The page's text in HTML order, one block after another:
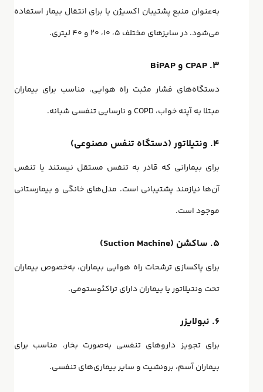
به‌عنوان منبع پشتیبان اکسیژن یا برای انتقال بیمار استفاده
می‌شود. در سایزهای مختلف ۵، ۱۰، ۲۰ و ۴۰ لیتری.
۳. CPAP و BiPAP
دستگاه‌های فشار مثبت راه هوایی، مناسب برای بیماران
مبتلا به آپنه خواب، COPD و نارسایی تنفسی شبانه.
۴. ونتیلاتور (دستگاه تنفس مصنوعی)
برای بیمارانی که قادر به تنفس مستقل نیستند یا تنفس
آن‌ها نیازمند پشتیبانی است. مدل‌های خانگی و بیمارستانی
موجود است.
۵. ساکشن (Suction Machine)
برای پاکسازی ترشحات راه هوایی بیماران، به‌خصوص بیماران
تحت ونتیلاتور یا بیماران دارای تراکئوستومی.
۶. نبولایزر
برای تجویز داروهای تنفسی به‌صورت بخار، مناسب برای
بیماران آسم، برونشیت و سایر بیماری‌های تنفسی.